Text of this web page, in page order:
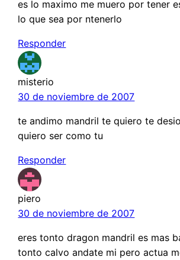
es lo maximo me muero por tener
lo que sea por ntenerlo
Responder
misterio
30 de noviembre de 2007
te andimo mandril te quiero te
quiero ser como tu
Responder
piero
30 de noviembre de 2007
eres tonto dragon mandril es mas
tonto calvo andate mi pero actua